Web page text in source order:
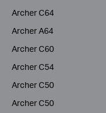
Archer C64
Archer A64
Archer C60
Archer C54
Archer C50
Archer C50